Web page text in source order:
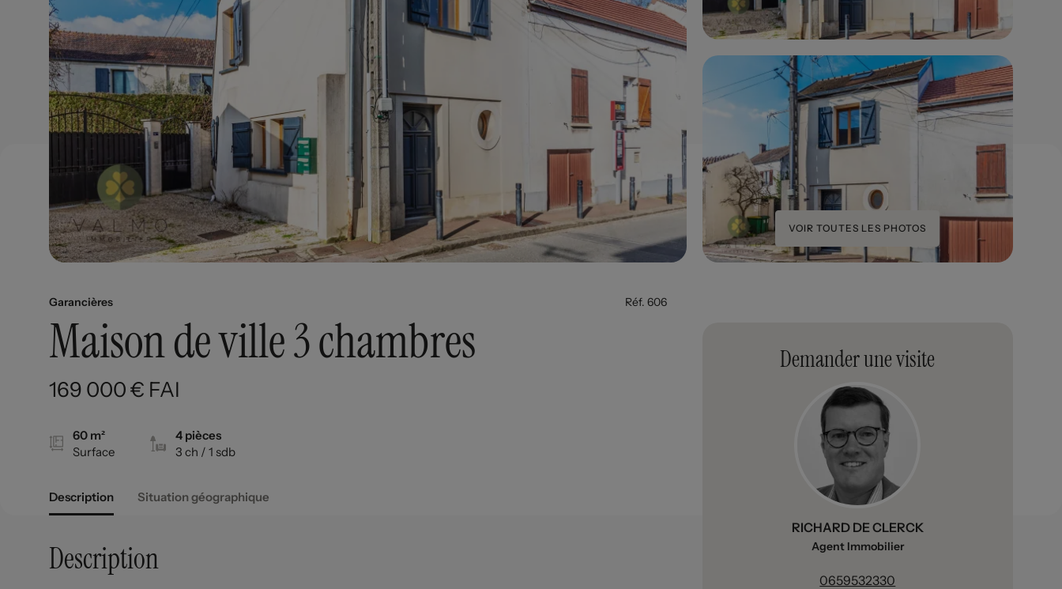
VOIR TOUTES LES PHOTOS
Garancières Réf. 606
Maison de ville 3 chambres
169 000 € FAI
60 m²
Surface
4 pièces
3 ch / 1 sdb
Description Situation géographique
Description
Demander une visite
RICHARD DE CLERCK
Agent Immobilier
0659532330